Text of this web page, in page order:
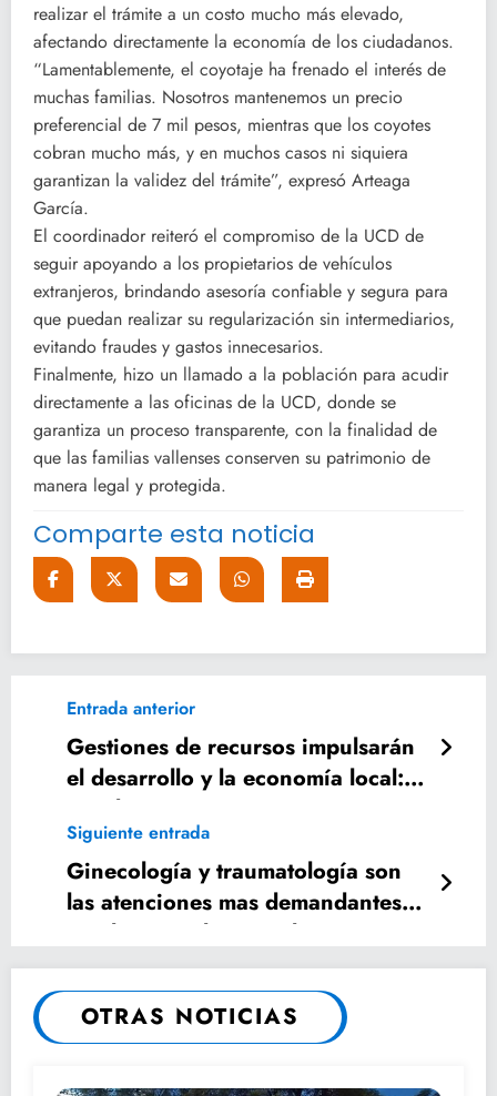
realizar el trámite a un costo mucho más elevado,
afectando directamente la economía de los ciudadanos.
“Lamentablemente, el coyotaje ha frenado el interés de
muchas familias. Nosotros mantenemos un precio
preferencial de 7 mil pesos, mientras que los coyotes
cobran mucho más, y en muchos casos ni siquiera
garantizan la validez del trámite”, expresó Arteaga
García.
El coordinador reiteró el compromiso de la UCD de
seguir apoyando a los propietarios de vehículos
extranjeros, brindando asesoría confiable y segura para
que puedan realizar su regularización sin intermediarios,
evitando fraudes y gastos innecesarios.
Finalmente, hizo un llamado a la población para acudir
directamente a las oficinas de la UCD, donde se
garantiza un proceso transparente, con la finalidad de
que las familias vallenses conserven su patrimonio de
manera legal y protegida.
Comparte esta noticia
Entrada anterior
Gestiones de recursos impulsarán
el desarrollo y la economía local:
Humberto Lucero
Siguiente entrada
Ginecología y traumatología son
las atenciones mas demandantes
en el Hospital General
OTRAS NOTICIAS